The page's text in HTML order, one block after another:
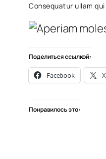
Consequatur ullam
Поделиться ссылкой:
Facebook X
Понравилось это: